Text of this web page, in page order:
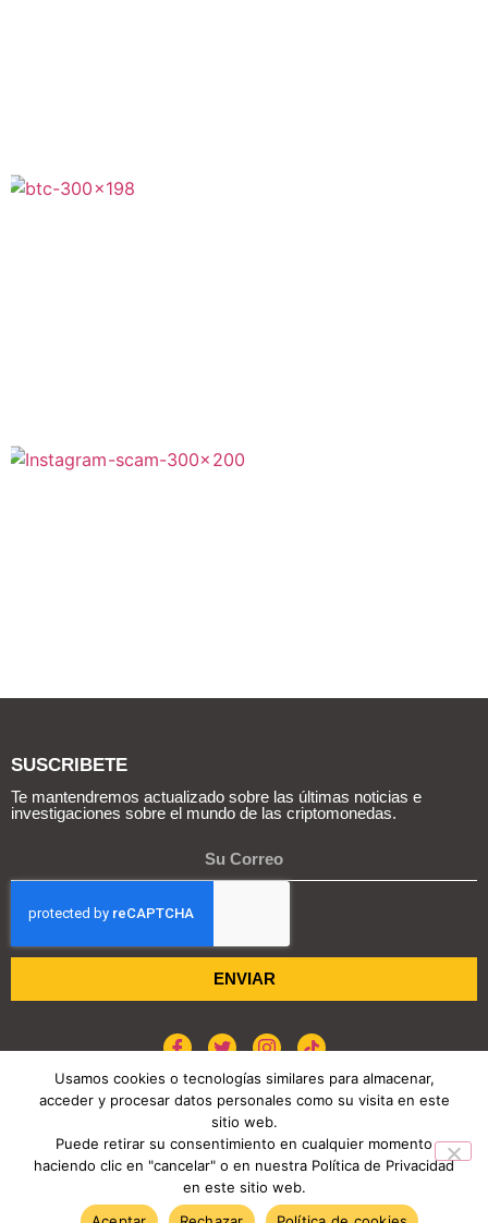
SUSCRIBETE
Te mantendremos actualizado sobre las últimas noticias e
investigaciones sobre el mundo de las criptomonedas.
ENVIAR
COPYRIGHT © 2026 REPORTE CRIPTO
POLÍTICA DE COOKIES
TENDENCIAS HOY
Usamos cookies o tecnologías similares para almacenar,
acceder y procesar datos personales como su visita en este
sitio web.
Puede retirar su consentimiento en cualquier momento
haciendo clic en "cancelar" o en nuestra Política de Privacidad
en este sitio web.